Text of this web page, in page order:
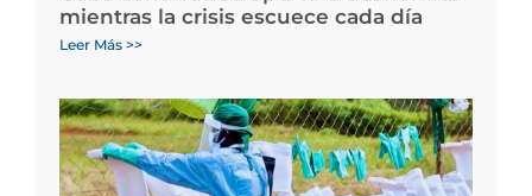
mientras la crisis escuece cada día
Leer Más >>